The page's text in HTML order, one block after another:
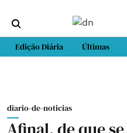
Edição Diária Últimas
diario-de-noticias